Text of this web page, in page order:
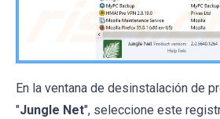
En la ventana de desinstalación de
"Jungle Net", seleccione este